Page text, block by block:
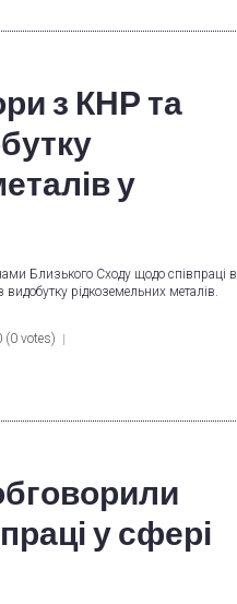
з КНР та
у
Близького Сходу щодо співпраці в
рідкоземельних металів.
(0 votes)
у сфері